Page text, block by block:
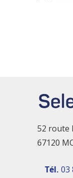
52 route
67120
Tél. 03